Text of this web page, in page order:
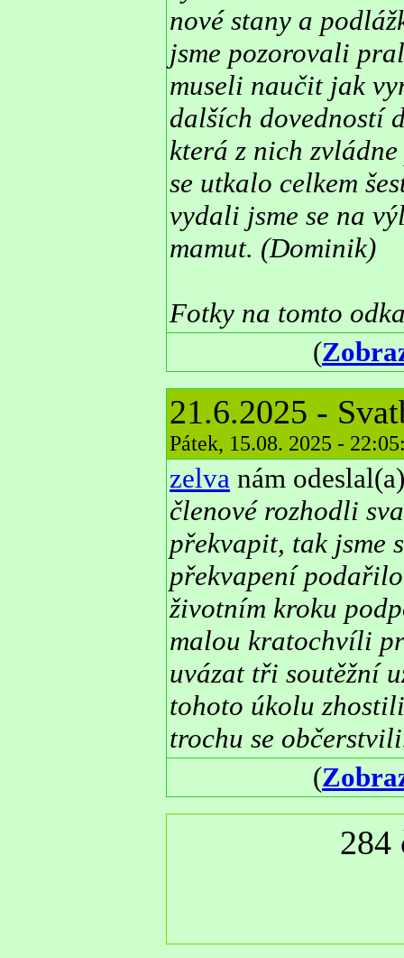
nové stany a
jsme pozorovali
museli naučit jak
dalších dovedností
která z nich
se utkalo celkem
vydali jsme se na
mamut. (Dominik)
Fotky na tomto
(
21.6.2025 -
Pátek, 15.08. 2025 -
zelva nám
členové rozhodli
překvapit, tak jsme
překvapení
životním kroku
malou kratochvíli
uvázat tři soutěžní
tohoto úkolu
trochu se
(
284